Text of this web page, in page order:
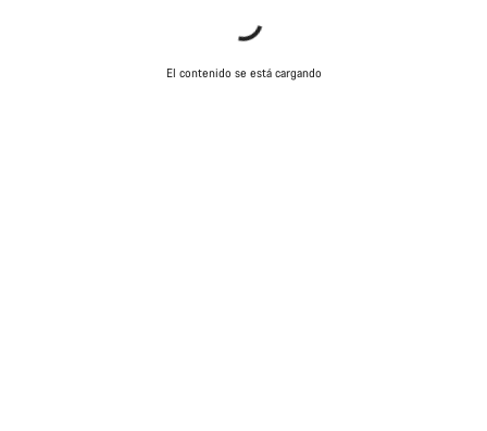
El contenido se está cargando